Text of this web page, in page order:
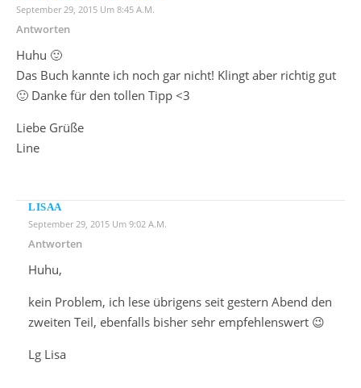
September 29, 2015 Um 8:45 A.m.
Antworten
Huhu 🙂
Das Buch kannte ich noch gar nicht! Klingt aber richtig gut
🙂 Danke für den tollen Tipp <3
Liebe Grüße
Line
LISAA
September 29, 2015 Um 9:02 A.m.
Antworten
Huhu,
kein Problem, ich lese übrigens seit gestern Abend den
zweiten Teil, ebenfalls bisher sehr empfehlenswert 😉
Lg Lisa